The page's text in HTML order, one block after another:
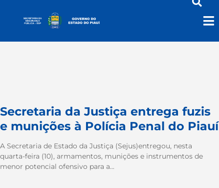
armamento
Secretaria da Justiça entrega fuzis
e munições à Polícia Penal do Piauí
A Secretaria de Estado da Justiça (Sejus)entregou, nesta
quarta-feira (10), armamentos, munições e instrumentos de
menor potencial ofensivo para a...